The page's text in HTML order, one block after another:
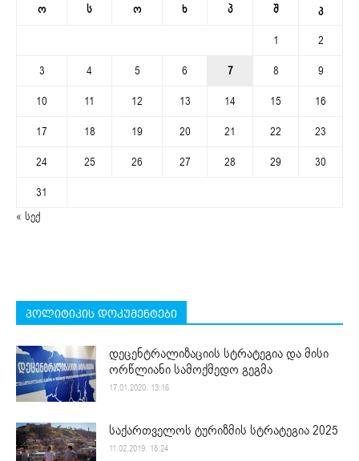
ო ს ო ხ პ შ კ
1
2
3
4 5 6 7 8
9
10
11 12 13 14 15
16
17
18 19 20 21 22
23
24
25 26 27 28 29
30
31
« სექ
პოლიტიკის დოკუმენტები
დეცენტრალიზაციის სტრატეგია და მისი
ორწლიანი სამოქმედო გეგმა
17.01.2020. 13:16
საქართველოს ტურიზმის სტრატეგია 2025
11.02.2019. 18:24